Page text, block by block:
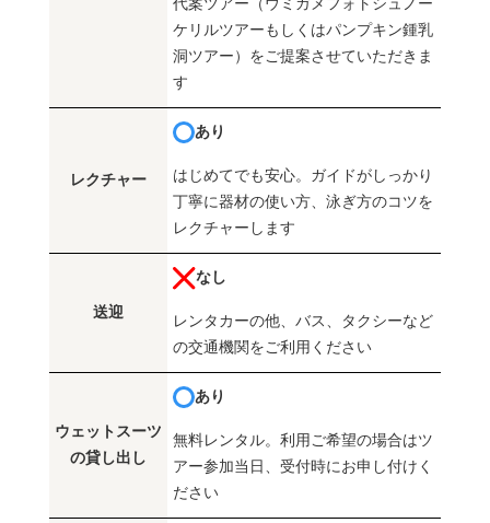
代案ツアー（ウミガメフォトシュノー
ケリルツアーもしくはパンプキン鍾乳
洞ツアー）をご提案させていただきま
す
レクチャー
あり
はじめてでも安心。ガイドがしっかり
丁寧に器材の使い方、泳ぎ方のコツを
レクチャーします
送迎
なし
レンタカーの他、バス、タクシーなど
の交通機関をご利用ください
ウェットスーツ
の貸し出し
あり
無料レンタル。利用ご希望の場合はツ
アー参加当日、受付時にお申し付けく
ださい